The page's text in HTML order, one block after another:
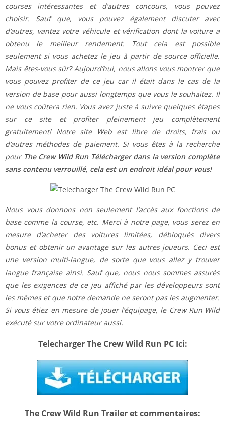
courses intéressantes et d’autres concours, vous pouvez
choisir. Sauf que, vous pouvez également discuter avec
d’autres, vantez votre véhicule et vérification dont la voiture a
obtenu le meilleur rendement. Tout cela est possible
seulement si vous achetez le jeu à partir de source officielle.
Mais êtes-vous sûr? Aujourd’hui, nous allons vous montrer que
vous pouvez profiter de ce jeu car il était dans le cas de la
version de base pour aussi longtemps que vous le souhaitez. Il
ne vous coûtera rien. Vous avez juste à suivre quelques étapes
sur ce site et profiter pleinement jeu complètement
gratuitement! Notre site Web est libre de droits, frais ou
d’autres méthodes de paiement. Si vous êtes à la recherche
pour The Crew Wild Run Télécharger dans la version complète
sans contenu verrouillé, cela est un endroit idéal pour vous!
Nous vous donnons non seulement l’accès aux fonctions de
base comme la course, etc. Merci à notre page, vous serez en
mesure d’acheter des voitures limitées, débloqués divers
bonus et obtenir un avantage sur les autres joueurs. Ceci est
une version multi-langue, de sorte que vous allez y trouver
langue française ainsi. Sauf que, nous nous sommes assurés
que les exigences de ce jeu affiché par les développeurs sont
les mêmes et que notre demande ne seront pas les augmenter.
Si vous étiez en mesure de jouer l’équipage, le Crew Run Wild
exécuté sur votre ordinateur aussi.
Telecharger The Crew Wild Run PC Ici:
The Crew Wild Run Trailer et commentaires: